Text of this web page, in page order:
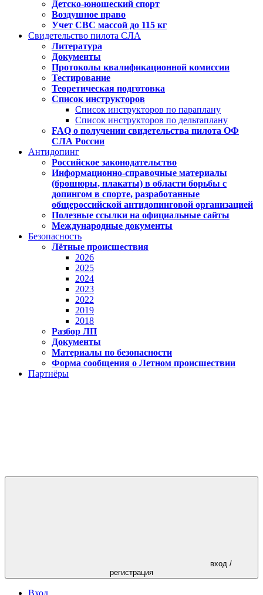
Детско-юношеский спорт
Воздушное право
Учет СВС массой до 115 кг
Свидетельство пилота СЛА
Литература
Документы
Протоколы квалификационной комиссии
Тестирование
Теоретическая подготовка
Список инструкторов
Список инструкторов по параплану
Список инструкторов по дельтаплану
FAQ о получении свидетельства пилота ОФ
СЛА России
Антидопинг
Российское законодательство
Информационно-справочные материалы
(брошюры, плакаты) в области борьбы с
допингом в спорте, разработанные
общероссийской антидопинговой организацией
Полезные ссылки на официальные сайты
Международные документы
Безопасность
Лётные происшествия
2026
2025
2024
2023
2022
2019
2018
Разбор ЛП
Документы
Материалы по безопасности
Форма сообщения о Летном происшествии
Партнёры
вход /
регистрация
Вход